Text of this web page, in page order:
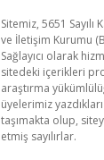
Sitemiz, 5651
ve İletişim Kurumu
Sağlayıcı olarak
sitedeki içerikleri
araştırma
üyelerimiz
taşımakta olup,
etmiş sayılırlar.